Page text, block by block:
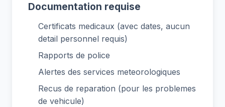
Documentation requise
Certificats medicaux (avec dates, aucun
detail personnel requis)
Rapports de police
Alertes des services meteorologiques
Recus de reparation (pour les problemes
de vehicule)